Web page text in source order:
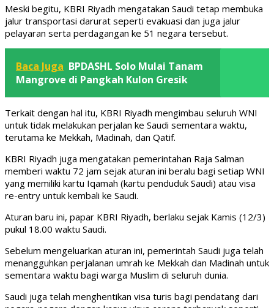
Meski begitu, KBRI Riyadh mengatakan Saudi tetap membuka
jalur transportasi darurat seperti evakuasi dan juga jalur
pelayaran serta perdagangan ke 51 negara tersebut.
Baca Juga BPDASHL Solo Mulai Tanam
Mangrove di Pangkah Kulon Gresik
Terkait dengan hal itu, KBRI Riyadh mengimbau seluruh WNI
untuk tidak melakukan perjalan ke Saudi sementara waktu,
terutama ke Mekkah, Madinah, dan Qatif.
KBRI Riyadh juga mengatakan pemerintahan Raja Salman
memberi waktu 72 jam sejak aturan ini beralu bagi setiap WNI
yang memiliki kartu Iqamah (kartu penduduk Saudi) atau visa
re-entry untuk kembali ke Saudi.
Aturan baru ini, papar KBRI Riyadh, berlaku sejak Kamis (12/3)
pukul 18.00 waktu Saudi.
Sebelum mengeluarkan aturan ini, pemerintah Saudi juga telah
menangguhkan perjalanan umrah ke Mekkah dan Madinah untuk
sementara waktu bagi warga Muslim di seluruh dunia.
Saudi juga telah menghentikan visa turis bagi pendatang dari